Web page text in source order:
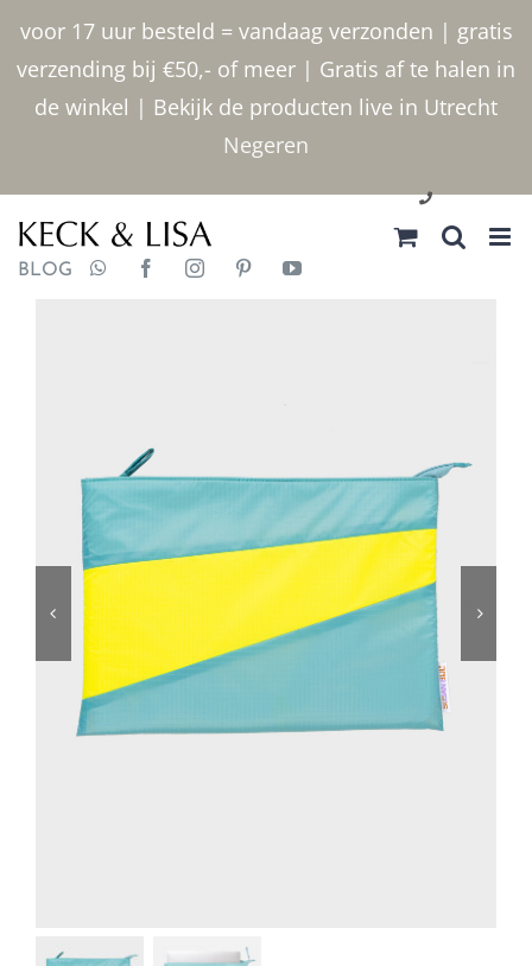
voor 17 uur besteld = vandaag verzonden | gratis
verzending bij €50,- of meer | Gratis af te halen in
de winkel | Bekijk de producten live in Utrecht
Negeren
inhoud
030 2400000
BLOG